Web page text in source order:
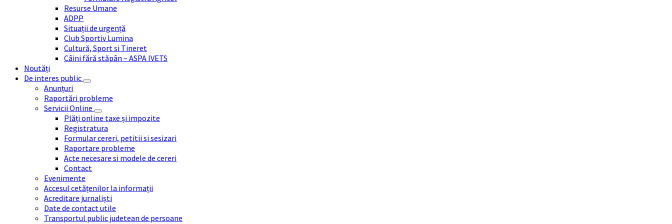
Resurse Umane
ADPP
Situații de urgență
Club Sportiv Lumina
Cultură, Sport si Tineret
Câini fără stăpân – ASPA IVETS
Noutăți
De interes public
Anunțuri
Raportări probleme
Servicii Online
Plăți online taxe și impozite
Registratura
Formular cereri, petitii si sesizari
Raportare probleme
Acte necesare si modele de cereri
Contact
Evenimente
Accesul cetățenilor la informații
Acreditare jurnaliști
Date de contact utile
Transportul public judetean de persoane